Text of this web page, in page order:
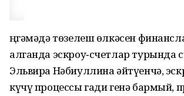
Әңгәмәдә төзелеш өлкәсен
алганда эскроу‑счетлар турында
Эльвира Нәбиуллина әйтүенчә,
күчү процессы гади генә бармый,